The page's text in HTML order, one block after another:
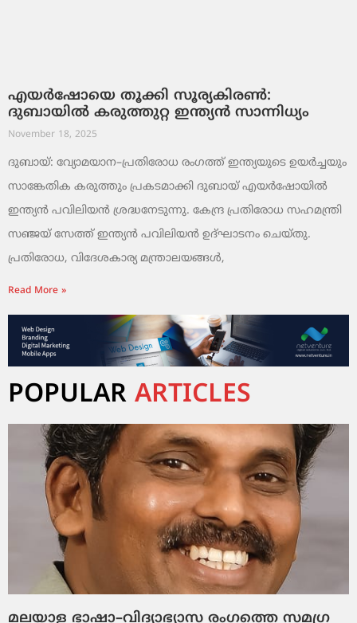
എയർഷോയെ തൂക്കി സൂര്യകിരൺ:
ദുബായിൽ കരുത്തുറ്റ ഇന്ത്യൻ സാന്നിധ്യം
November 18, 2025
ദുബായ്: വ്യോമയാന–പ്രതിരോധ രംഗത്ത് ഇന്ത്യയുടെ ഉയർച്ചയും
സാങ്കേതിക കരുത്തും പ്രകടമാക്കി ദുബായ് എയർഷോയിൽ
ഇന്ത്യൻ പവിലിയൻ ശ്രദ്ധനേടുന്നു. കേന്ദ്ര പ്രതിരോധ സഹമന്ത്രി
സഞ്ജയ് സേത്ത് ഇന്ത്യൻ പവിലിയൻ ഉദ്ഘാടനം ചെയ്തു.
പ്രതിരോധ, വിദേശകാര്യ മന്ത്രാലയങ്ങൾ,
Read More »
POPULAR ARTICLES
മലയാള ഭാഷാ–വിദ്യാഭ്യാസ രംഗത്തെ സമഗ്ര